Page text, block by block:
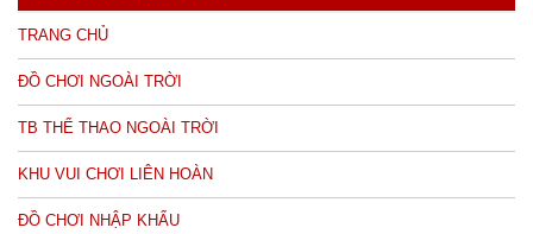
TRANG CHỦ
ĐỒ CHƠI NGOÀI TRỜI
TB THỂ THAO NGOÀI TRỜI
KHU VUI CHƠI LIÊN HOÀN
ĐỒ CHƠI NHẬP KHẨU